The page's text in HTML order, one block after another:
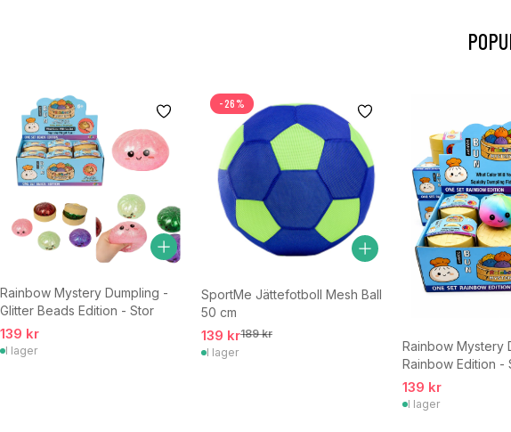
Rainbow Mystery Dumpling -
Glitter Beads Edition - Stor
139 kr
I lager
-26%
SportMe Jättefotboll Mesh Ball
50 cm
139 kr189 kr
I lager
Rainbow Mystery
Rainbow Edition -
139 kr
I lager